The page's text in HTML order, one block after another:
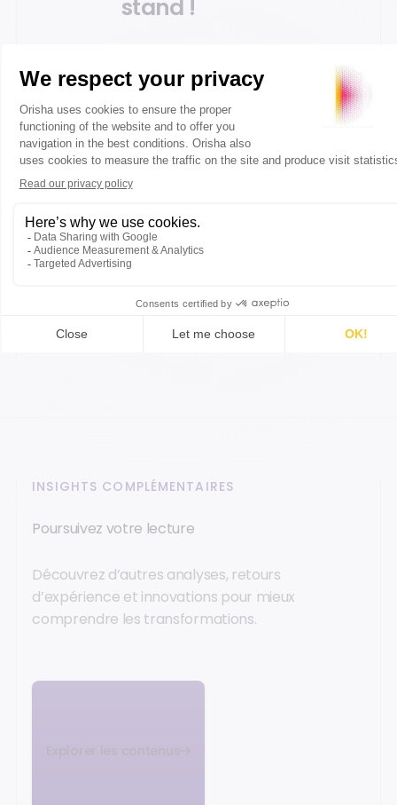
stand !
Partager
l’article
INSIGHTS COMPLÉMENTAIRES
Poursuivez votre lecture
Découvrez d’autres analyses, retours
d’expérience et innovations pour mieux
comprendre les transformations.
Explorer les contenus